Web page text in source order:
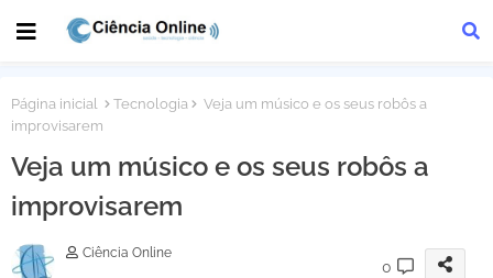
Página inicial Tecnologia
Veja um músico e os seus robôs a
improvisarem
Veja um músico e os seus robôs a
improvisarem
Ciência Online
0